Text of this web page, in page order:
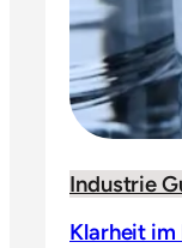
Industrie
Klarheit im